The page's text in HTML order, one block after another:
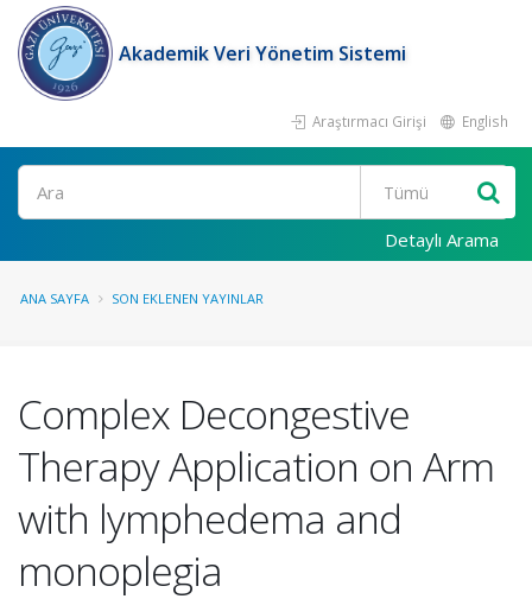
Akademik Veri Yönetim Sistemi
Araştırmacı Girişi English
Ara
Detaylı Arama
ANA SAYFA SON EKLENEN YAYINLAR
Complex Decongestive
Therapy Application on Arm
with lymphedema and
monoplegia